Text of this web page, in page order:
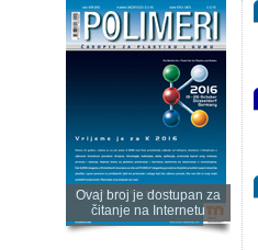
Ovaj broj je dostupan za
čitanje na Internetu